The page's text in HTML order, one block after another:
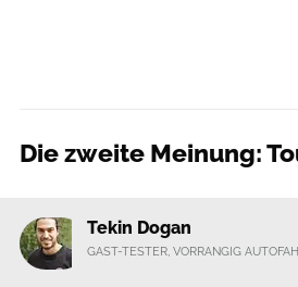
Die zweite Meinung:
Tekin Dogan
GAST-TESTER, VORRANGIG